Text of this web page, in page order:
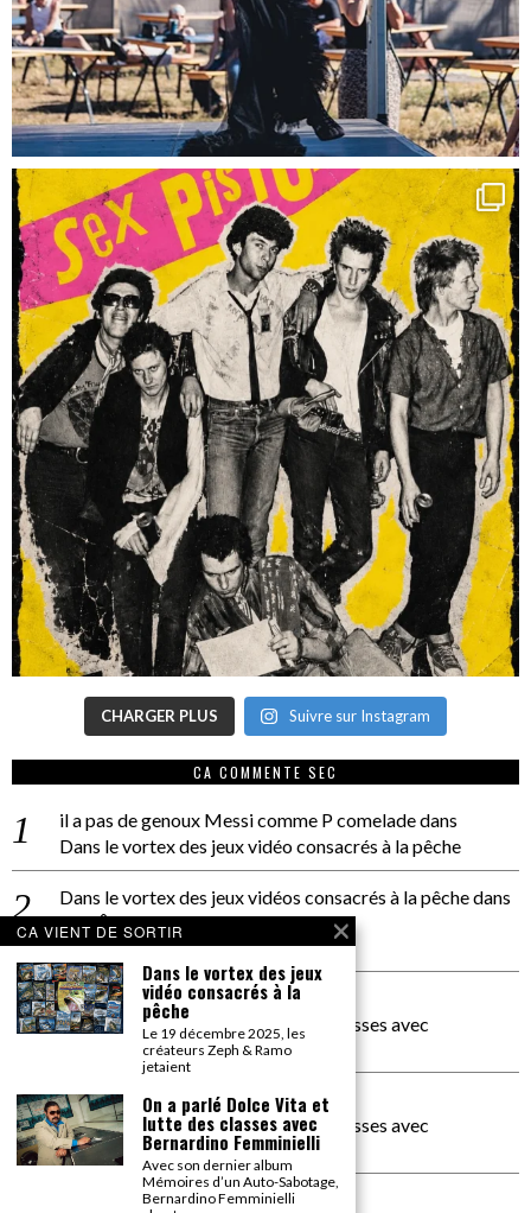
CHARGER PLUS Suivre sur Instagram
CA COMMENTE SEC
il a pas de genoux Messi comme P comeladedans
Dans le vortex des jeux vidéo consacrés à la pêche
Dans le vortex des jeux vidéos consacrés à la pêchedans
PACÔME THIELLEMENT
La séance d’Hip Gnose
La Patrie
dans
On a parlé Dolce Vita et lutte des classes avec
Bernardino Femminielli
carte noire negra à l'o tiededans
On a parlé Dolce Vita et lutte des classes avec
Bernardino Femminielli
moise et son mascarédans
CA VIENT DE SORTIR
Dans le vortex des jeux
vidéo consacrés à la
pêche
Le 19 décembre 2025, les
créateurs Zeph & Ramo
jetaient
On a parlé Dolce Vita et
lutte des classes avec
Bernardino Femminielli
Avec son dernier album
Mémoires d’un Auto-Sabotage,
Bernardino Femminielli